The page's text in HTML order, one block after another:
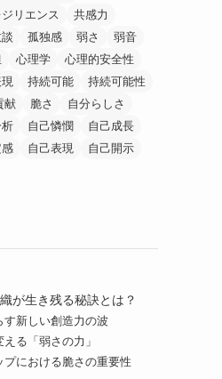
ジリエンス
共感力
孤独感 弱さ
弱音
心理学
心理的安全性
持続可能
持続可能性
献 脆さ
自分らしさ
自己憐憫
自己成長
自己表現
自己開示
が生き残る秘訣とは？
す新しい創造力の波
る「弱さの力」
プにおける脆さの重要性